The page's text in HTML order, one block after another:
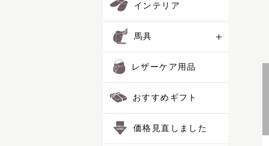
インテリア
馬具
レザーケア用品
おすすめギフト
価格見直しました